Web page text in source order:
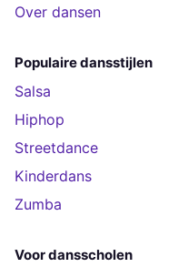
Over dansen
Populaire dansstijlen
Salsa
Hiphop
Streetdance
Kinderdans
Zumba
Voor dansscholen